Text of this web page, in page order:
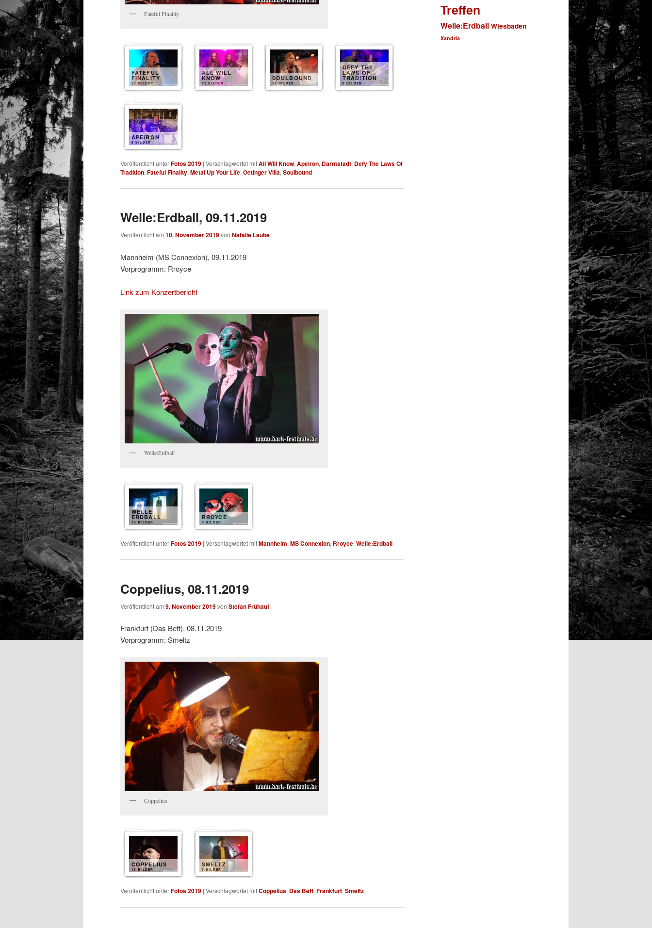
Fateful Finality
FATEFUL
FINALITY
13 BILDER
ALL WILL
KNOW
12 BILDER
SOULBOUND
11 BILDER
DEFY THE
LAWS OF
TRADITION
8 BILDER
APEIRON
6 BILDER
Veröffentlicht unterFotos 2019 | Verschlagwortet mitAll Will Know, Apeiron, Darmstadt, Defy The Laws Of
Tradition, Fateful Finality, Metal Up Your Life, Oetinger Villa, Soulbound
Welle:Erdball, 09.11.2019
Veröffentlicht am 10. November 2019von Natalie Laube
Mannheim (MS Connexion), 09.11.2019
Vorprogramm: Rroyce
Link zum Konzertbericht
Welle:Erdball
WELLE
ERDBALL
15 BILDER
RROYCE
8 BILDER
Veröffentlicht unterFotos 2019 | Verschlagwortet mitMannheim, MS Connexion, Rroyce, Welle:Erdball
Coppelius, 08.11.2019
Veröffentlicht am 9. November 2019von Stefan Frühauf
Frankfurt (Das Bett), 08.11.2019
Vorprogramm: Smeltz
Coppelius
COPPELIUS
15 BILDER
SMELTZ
7 BILDER
Veröffentlicht unterFotos 2019 | Verschlagwortet mitCoppelius, Das Bett, Frankfurt, Smeltz
Treffen
Welle:Erdball Wiesbaden
Xandria